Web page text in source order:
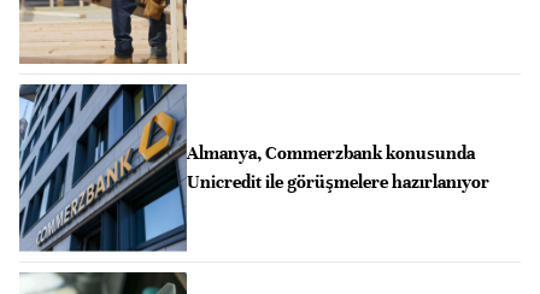
Almanya, Commerzbank konusunda
Unicredit ile görüşmelere hazırlanıyor